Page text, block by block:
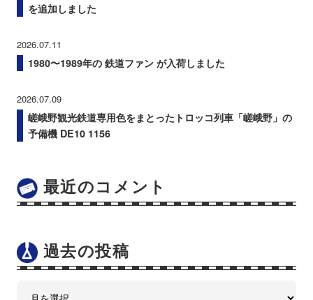
を追加しました
2026.07.11
1980〜1989年の 鉄道ファン が入荷しました
2026.07.09
嵯峨野観光鉄道専用色をまとったトロッコ列車「嵯峨野」の
予備機 DE10 1156
最近のコメント
過去の投稿